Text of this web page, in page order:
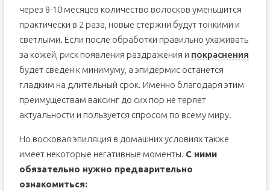
через 8-10 месяцев количество волосков уменьшится
практически в 2 раза, новые стержни будут тонкими и
светлыми. Если после обработки правильно ухаживать
за кожей, риск появления раздражения и покраснения
будет сведен к минимуму, а эпидермис останется
гладким на длительный срок. Именно благодаря этим
преимуществам ваксинг до сих пор не теряет
актуальности и пользуется спросом по всему миру.
Но восковая эпиляция в домашних условиях также
имеет некоторые негативные моменты. С ними
обязательно нужно предварительно
ознакомиться: